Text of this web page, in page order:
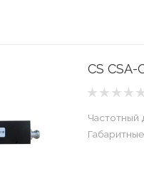
CS CSA-
Частотный